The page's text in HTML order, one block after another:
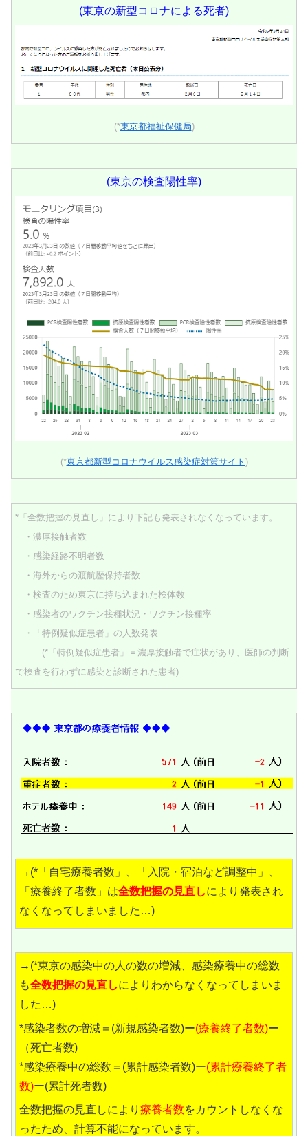
(東京の新型コロナによる死者)
(*東京都福祉保健局)
(東京の検査陽性率)
(*東京都新型コロナウイルス感染症対策サイト )
*「全数把握の見直し」により下記も発表されなくなっています。
・濃厚接触者数
・感染経路不明者数
・海外からの渡航歴保持者数
・検査のため東京に持ち込まれた検体数
・感染者のワクチン接種状況・ワクチン接種率
・「特例疑似症患者」の人数発表
(*「特例疑似症患者」＝濃厚接触者で症状があり、医師の判断
で検査を行わずに感染と診断された患者)
→(*「自宅療養者数」、「入院・宿泊など調整中」、
「療養終了者数」は全数把握の見直しにより発表され
なくなってしまいました…)
→(*東京の感染中の人の数の増減、感染療養中の総数
も全数把握の見直しによりわからなくなってしまいま
した…)
*感染者数の増減＝(新規感染者数)ー(療養終了者数)ー
（死亡者数)
*感染療養中の総数＝(累計感染者数)ー(累計療養終了者
数)ー(累計死者数)
全数把握の見直しにより 療養者数をカウントしなくな
ったため、計算不能になっています。